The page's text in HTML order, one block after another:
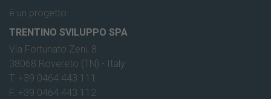
è un progetto:
TRENTINO SVILUPPO SPA
Via Fortunato Zeni, 8
38068 Rovereto (TN) - Italy
T. +39 0464 443 111
F. +39 0464 443 112